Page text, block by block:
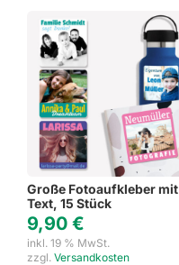
Große Fotoaufkleber mit
Text, 15 Stück
9,90 €
inkl. 19 % MwSt.
zzgl. Versandkosten